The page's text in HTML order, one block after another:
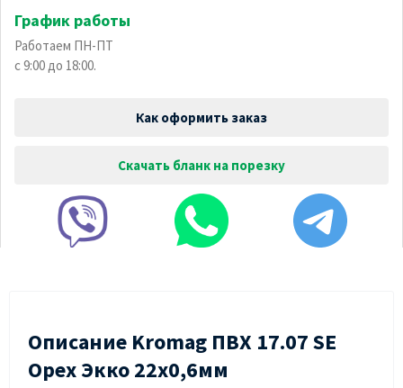
График работы
Работаем ПН-ПТ
с 9:00 до 18:00.
Как оформить заказ
Скачать бланк на порезку
Описание Kromag ПВХ 17.07 SЕ
Орех Экко 22х0,6мм